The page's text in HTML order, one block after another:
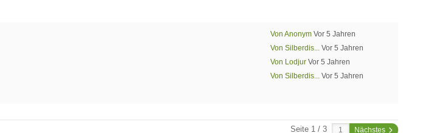
Von Anonym Vor 5 Jahren
Von Silberdis... Vor 5 Jahren
Von Lodjur Vor 5 Jahren
Von Silberdis... Vor 5 Jahren
Seite 1 / 3 Nächstes